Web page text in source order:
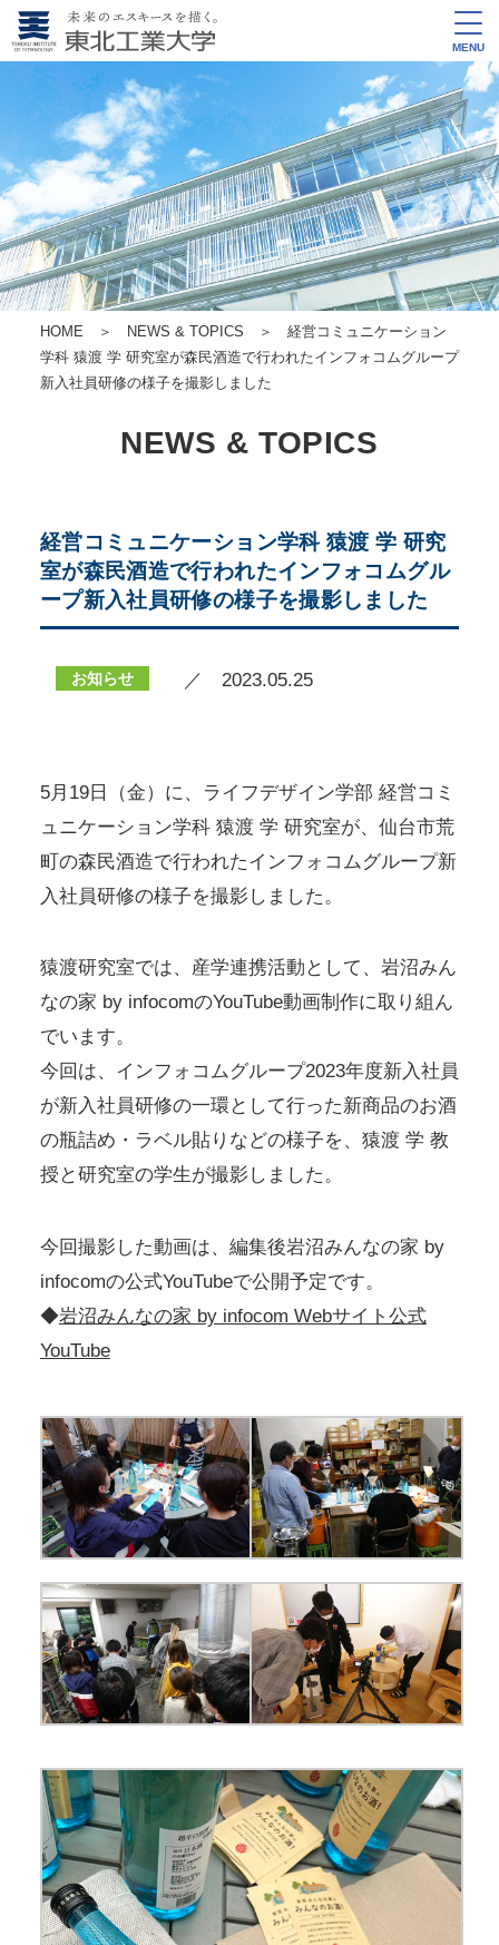
MENU
HOME ＞ NEWS & TOPICS ＞ 経営コミュニケーション
学科 猿渡 学 研究室が森民酒造で行われたインフォコムグループ
新入社員研修の様子を撮影しました
NEWS & TOPICS
経営コミュニケーション学科 猿渡 学 研究
室が森民酒造で行われたインフォコムグル
ープ新入社員研修の様子を撮影しました
お知らせ ／ 2023.05.25
5月19日（金）に、ライフデザイン学部 経営コミ
ュニケーション学科 猿渡 学 研究室が、仙台市荒
町の森民酒造で行われたインフォコムグループ新
入社員研修の様子を撮影しました。
猿渡研究室では、産学連携活動として、岩沼みん
なの家 by infocomのYouTube動画制作に取り組ん
でいます。
今回は、インフォコムグループ2023年度新入社員
が新入社員研修の一環として行った新商品のお酒
の瓶詰め・ラベル貼りなどの様子を、猿渡 学 教
授と研究室の学生が撮影しました。
今回撮影した動画は、編集後岩沼みんなの家 by
infocomの公式YouTubeで公開予定です。
◆岩沼みんなの家 by infocom Webサイト公式
YouTube